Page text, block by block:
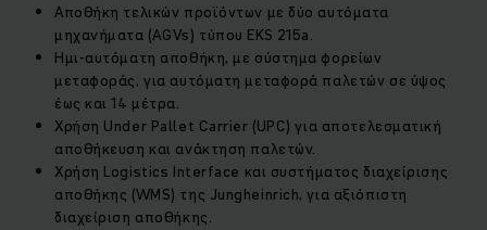
Αποθήκη τελικών προϊόντων με δύο αυτόματα
μηχανήματα (AGVs) τύπου EKS 215a.
Ημι-αυτόματη αποθήκη, με σύστημα φορείων
μεταφοράς, για αυτόματη μεταφορά παλετών σε ύψος
έως και 14 μέτρα.
Χρήση Under Pallet Carrier (UPC) για αποτελεσματική
αποθήκευση και ανάκτηση παλετών.
Χρήση Logistics Interface και συστήματος διαχείρισης
αποθήκης (WMS) της Jungheinrich, για αξιόπιστη
διαχείριση αποθήκης.